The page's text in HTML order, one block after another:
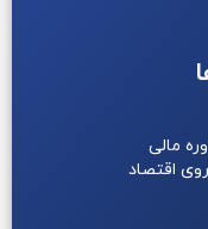
مالی
اقتصاد